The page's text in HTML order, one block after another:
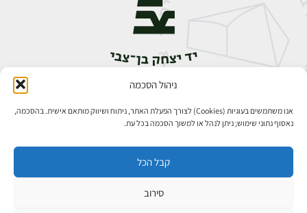
ניהול הסכמה
אנו משתמשים בעוגיות (Cookies) לצורך הפעלת האתר, ניתוח ושיווק מותאם אישית. בהסכמה,
נאסוף נתוני שימוש; ניתן לנהל או למשוך הסכמה בכל עת.
קבל הכל
סירוב
אבן גבירול 14, רחביה, ירושלים